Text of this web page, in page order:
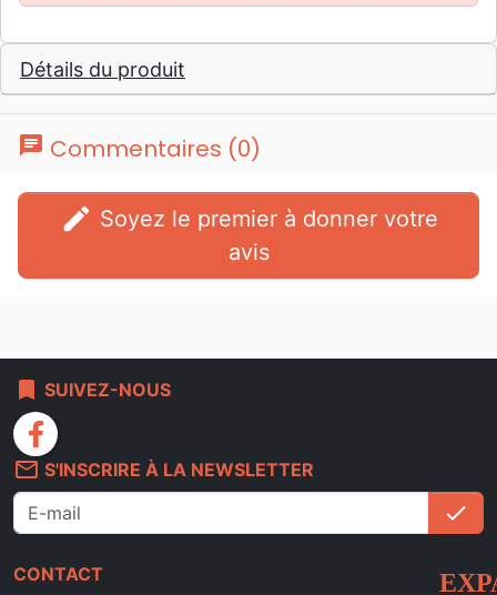
Détails du produit
chat Commentaires (0)
edit
avis
bookmark SUIVEZ-NOUS
facebook
mail_outline S'INSCRIRE À LA NEWSLETTER
check
CONTACT